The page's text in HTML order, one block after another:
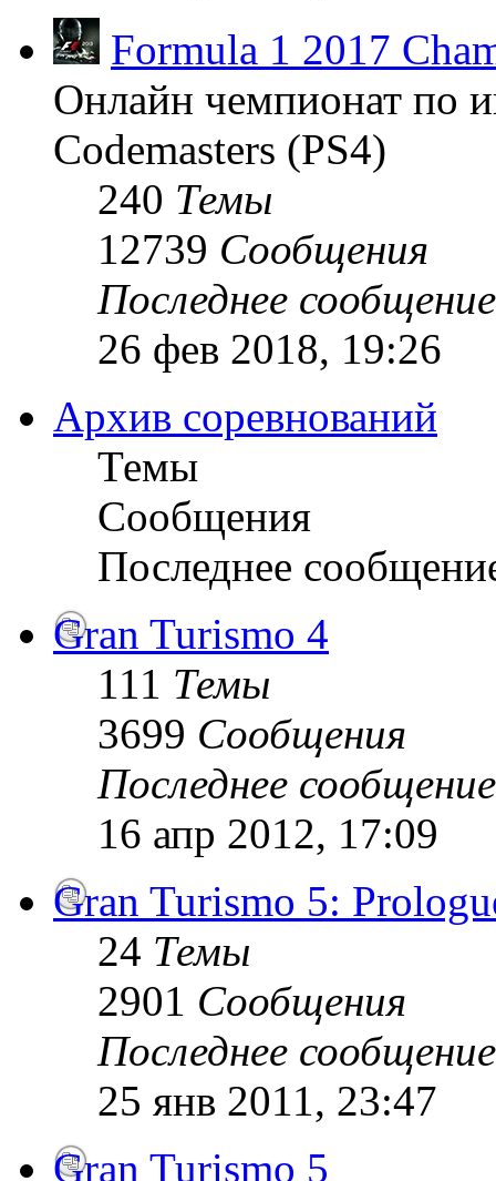
Formula 1 2017
Онлайн чемпионат по
Codemasters (PS4)
240 Темы
12739 Сообщения
Последнее сообщение
26 фев 2018, 19:26
Архив соревнований
Темы
Сообщения
Последнее
Gran Turismo 4
111 Темы
3699 Сообщения
Последнее сообщение
16 апр 2012, 17:09
Gran Turismo 5:
24 Темы
2901 Сообщения
Последнее сообщение
25 янв 2011, 23:47
Gran Turismo 5